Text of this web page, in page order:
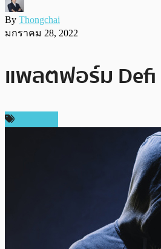
By Thongchai
มกราคม 28, 2022
แพลตฟอร์ม Defi